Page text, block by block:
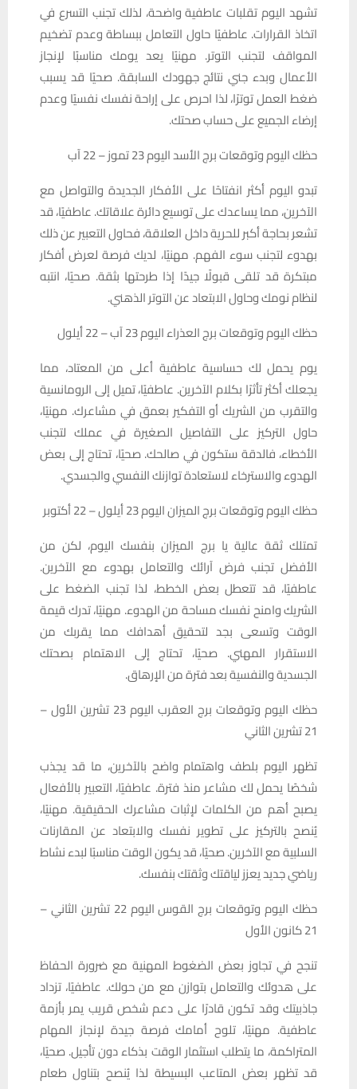
تشهد اليوم تقلبات عاطفية واضحة، لذلك تجنب التسرع في
اتخاذ القرارات. عاطفيًا حاول التعامل ببساطة وعدم تضخيم
المواقف لتجنب التوتر. مهنيًا يعد يومك مناسبًا لإنجاز
الأعمال وبدء جني نتائج جهودك السابقة. صحيًا قد يسبب
ضغط العمل توترًا، لذا احرص على إراحة نفسك نفسيًا وعدم
إرضاء الجميع على حساب صحتك.
حظك اليوم وتوقعات برج الأسد اليوم 23 تموز – 22 آب
تبدو اليوم أكثر انفتاحًا على الأفكار الجديدة والتواصل مع
الآخرين، مما يساعدك على توسيع دائرة علاقاتك. عاطفيًا، قد
تشعر بحاجة أكبر للحرية داخل العلاقة، فحاول التعبير عن ذلك
بهدوء لتجنب سوء الفهم. مهنيًا، لديك فرصة لعرض أفكار
مبتكرة قد تلقى قبولًا جيدًا إذا طرحتها بثقة. صحيًا، انتبه
لنظام نومك وحاول الابتعاد عن التوتر الذهني.
حظك اليوم وتوقعات برج العذراء اليوم 23 آب – 22 أيلول
يوم يحمل لك حساسية عاطفية أعلى من المعتاد، مما
يجعلك أكثر تأثرًا بكلام الآخرين. عاطفيًا، تميل إلى الرومانسية
والتقرب من الشريك أو التفكير بعمق في مشاعرك. مهنيًا،
حاول التركيز على التفاصيل الصغيرة في عملك لتجنب
الأخطاء، فالدقة ستكون في صالحك. صحيًا، تحتاج إلى بعض
الهدوء والاسترخاء لاستعادة توازنك النفسي والجسدي.
حظك اليوم وتوقعات برج الميزان اليوم 23 أيلول – 22 أکتوبر
تمتلك ثقة عالية يا برج الميزان بنفسك اليوم، لكن من
الأفضل تجنب فرض آرائك والتعامل بهدوء مع الآخرين.
عاطفيًا، قد تتعطل بعض الخطط، لذا تجنب الضغط على
الشريك وامنح نفسك مساحة من الهدوء. مهنيًا، تدرك قيمة
الوقت وتسعى بجد لتحقيق أهدافك مما يقربك من
الاستقرار المهني. صحيًا، تحتاج إلى الاهتمام بصحتك
الجسدية والنفسية بعد فترة من الإرهاق.
حظك اليوم وتوقعات برج العقرب اليوم 23 تشرين الأول –
21 تشرين الثاني
تظهر اليوم بلطف واهتمام واضح بالآخرين، ما قد يجذب
شخصًا يحمل لك مشاعر منذ فترة. عاطفيًا، التعبير بالأفعال
يصبح أهم من الكلمات لإثبات مشاعرك الحقيقية. مهنيًا،
يُنصح بالتركيز على تطوير نفسك والابتعاد عن المقارنات
السلبية مع الآخرين. صحيًا، قد يكون الوقت مناسبًا لبدء نشاط
رياضي جديد يعزز لياقتك وثقتك بنفسك.
حظك اليوم وتوقعات برج القوس اليوم 22 تشرين الثاني –
21 كانون الأول
تنجح في تجاوز بعض الضغوط المهنية مع ضرورة الحفاظ
على هدوئك والتعامل بتوازن مع من حولك. عاطفيًا، تزداد
جاذبيتك وقد تكون قادرًا على دعم شخص قريب يمر بأزمة
عاطفية. مهنيًا، تلوح أمامك فرصة جيدة لإنجاز المهام
المتراكمة، ما يتطلب استثمار الوقت بذكاء دون تأجيل. صحيًا،
قد تظهر بعض المتاعب البسيطة لذا يُنصح بتناول طعام